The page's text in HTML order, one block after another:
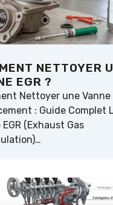
NETTOYER
EGR ?
Nettoyer une Vanne
: Guide Complet
(Exhaust Gas